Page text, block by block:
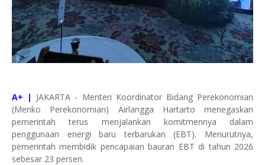
A+ | JAKARTA - Menteri Koordinator Bidang Perekonomian
(Menko Perekonomian) Airlangga Hartarto menegaskan
pemerintah terus menjalankan komitmennya dalam
penggunaan energi baru terbarukan (EBT). Menurutnya,
pemerintah membidik pencapaian bauran EBT di tahun 2026
sebesar 23 persen.